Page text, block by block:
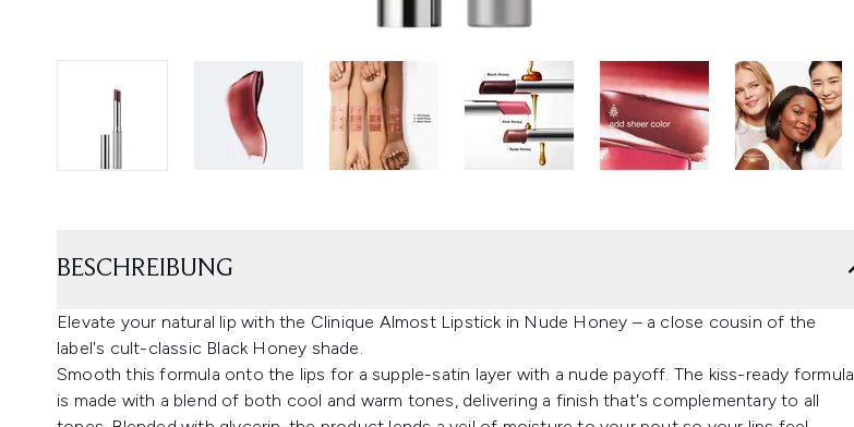
BESCHREIBUNG
Elevate your natural lip with the Clinique Almost Lipstick in Nude Honey – a close cousin of the
label's cult-classic Black Honey shade.
Smooth this formula onto the lips for a supple-satin layer with a nude payoff. The kiss-ready formula
is made with a blend of both cool and warm tones, delivering a finish that's complementary to all